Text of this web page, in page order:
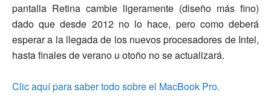
pantalla Retina cambie ligeramente (diseño más fino)
dado que desde 2012 no lo hace, pero como deberá
esperar a la llegada de los nuevos procesadores de Intel,
hasta finales de verano u otoño no se actualizará.
Clic aquí para saber todo sobre el MacBook Pro.